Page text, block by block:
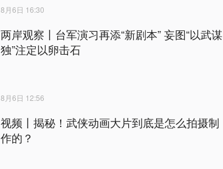
8月6日 16:30
两岸观察丨台军演习再添“新剧本” 妄图“以武谋
独”注定以卵击石
8月6日 12:56
视频丨揭秘！武侠动画大片到底是怎么拍摄制
作的？